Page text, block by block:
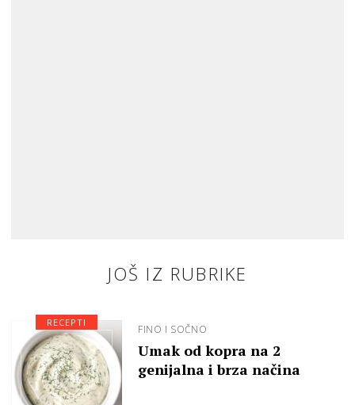
JOŠ IZ RUBRIKE
FINO I SOČNO
Umak od kopra na 2
genijalna i brza načina
RECEPTI